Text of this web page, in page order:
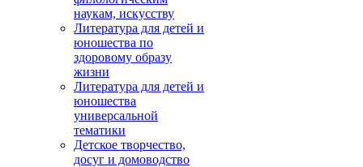
наукам, искусству
Литература для детей и
юношества по
здоровому образу
жизни
Литература для детей и
юношества
универсальной
тематики
Детское творчество,
досуг и домоводство